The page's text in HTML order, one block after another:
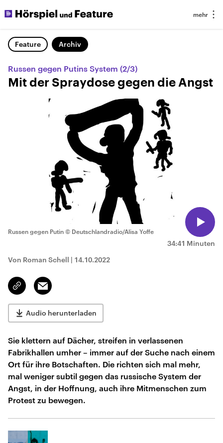
Feature Archiv
Russen gegen Putins System (2/3)
Mit der Spraydose gegen die Angst
34:41 Minuten
Russen gegen Putin © Deutschlandradio/Alisa Yoffe
Von Roman Schell | 14.10.2022
Link
kopieren/teilen
Email
Audio herunterladen
Sie klettern auf Dächer, streifen in verlassenen
Fabrikhallen umher – immer auf der Suche nach einem
Ort für ihre Botschaften. Die richten sich mal mehr,
mal weniger subtil gegen das russische System der
Angst, in der Hoffnung, auch ihre Mitmenschen zum
Protest zu bewegen.